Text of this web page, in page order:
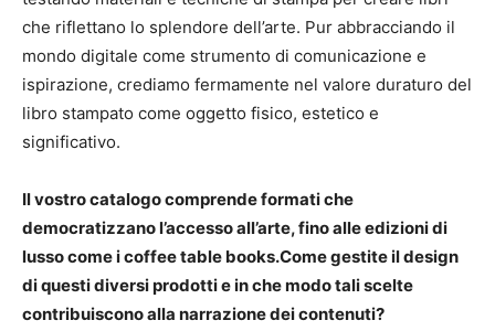
che riflettano lo splendore dell’arte. Pur abbracciando il
mondo digitale come strumento di comunicazione e
ispirazione, crediamo fermamente nel valore duraturo del
libro stampato come oggetto fisico, estetico e
significativo.
Il vostro catalogo comprende formati che
democratizzano l’accesso all’arte, fino alle edizioni di
lusso come i coffee table books.Come gestite il design
di questi diversi prodotti e in che modo tali scelte
contribuiscono alla narrazione dei contenuti?